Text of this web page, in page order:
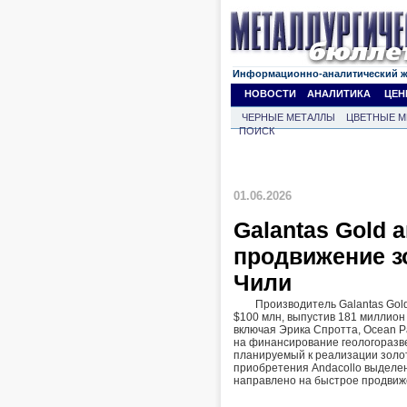
Информационно-аналитический
НОВОСТИ
АНАЛИТИКА
ЧЕРНЫЕ МЕТАЛЛЫ ЦВЕТНЫЕ
ПОИСК
01.06.2026
Galantas Gold
продвижение
Чили
Производитель Galantas
$100 млн, выпустив 181 миллион
включая Эрика Спротта, Ocean
​​на финансирование
планируемый к реализации
приобретения Andacollo
направлено на быстрое